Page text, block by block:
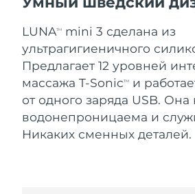
LUNATM
mini 3 сделана из
ультрагигиеничного
Предлагает 12 уровней
массажа T-SonicTM
и
от одного заряда USB. Она
водонепроницаема и
Никаких сменных деталей.
Испания
Швеция
Швейцария